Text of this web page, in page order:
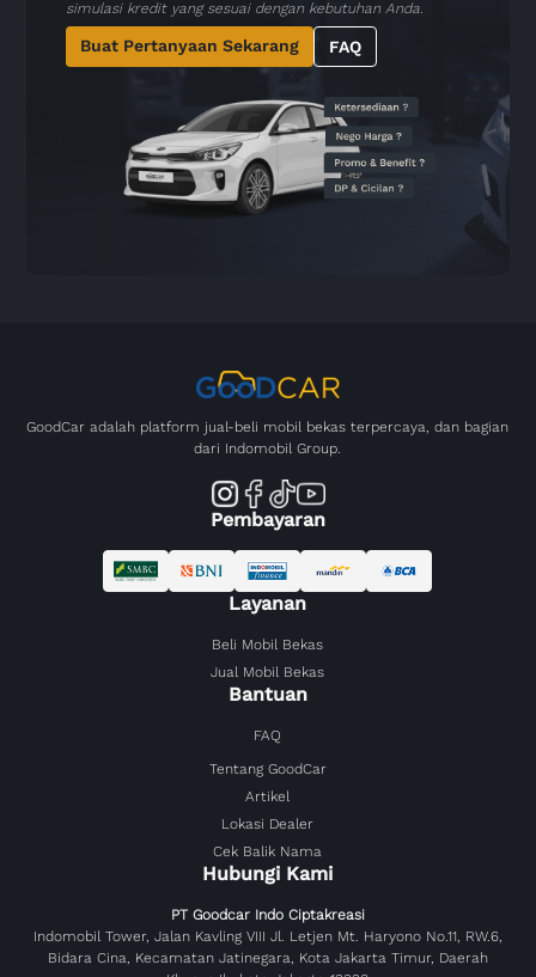
simulasi kredit yang sesuai dengan kebutuhan Anda.
Buat Pertanyaan Sekarang FAQ
GoodCar adalah platform jual-beli mobil bekas terpercaya, dan bagian
dari Indomobil Group.
Pembayaran
Layanan
Beli Mobil Bekas
Jual Mobil Bekas
Bantuan
FAQ
Tentang GoodCar
Artikel
Lokasi Dealer
Cek Balik Nama
Hubungi Kami
PT Goodcar Indo Ciptakreasi
Indomobil Tower, Jalan Kavling VIII Jl. Letjen Mt. Haryono No.11, RW.6,
Bidara Cina, Kecamatan Jatinegara, Kota Jakarta Timur, Daerah